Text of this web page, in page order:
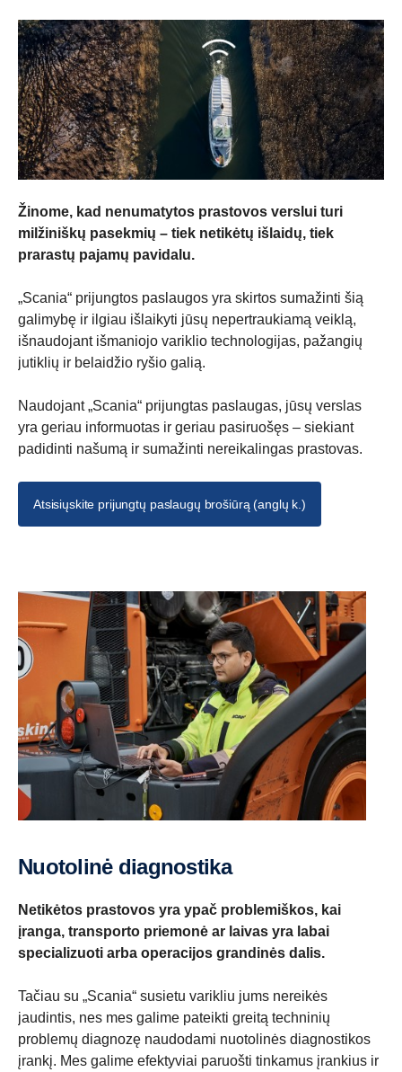
Žinome, kad nenumatytos prastovos verslui turi
milžiniškų pasekmių – tiek netikėtų išlaidų, tiek
prarastų pajamų pavidalu.
„Scania“ prijungtos paslaugos yra skirtos sumažinti šią
galimybę ir ilgiau išlaikyti jūsų nepertraukiamą veiklą,
išnaudojant išmaniojo variklio technologijas, pažangių
jutiklių ir belaidžio ryšio galią.
Naudojant „Scania“ prijungtas paslaugas, jūsų verslas
yra geriau informuotas ir geriau pasiruošęs – siekiant
padidinti našumą ir sumažinti nereikalingas prastovas.
Atsisiųskite prijungtų paslaugų brošiūrą (anglų k.)
Nuotolinė diagnostika
Netikėtos prastovos yra ypač problemiškos, kai
įranga, transporto priemonė ar laivas yra labai
specializuoti arba operacijos grandinės dalis.
Tačiau su „Scania“ susietu varikliu jums nereikės
jaudintis, nes mes galime pateikti greitą techninių
problemų diagnozę naudodami nuotolinės diagnostikos
įrankį. Mes galime efektyviai paruošti tinkamus įrankius ir